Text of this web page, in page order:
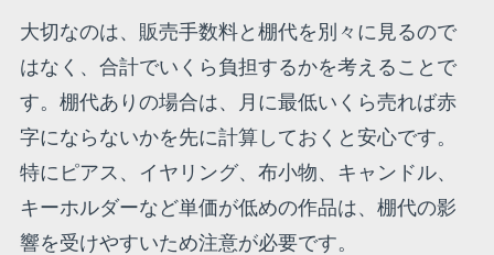
大切なのは、販売手数料と棚代を別々に見るので
はなく、合計でいくら負担するかを考えることで
す。棚代ありの場合は、月に最低いくら売れば赤
字にならないかを先に計算しておくと安心です。
特にピアス、イヤリング、布小物、キャンドル、
キーホルダーなど単価が低めの作品は、棚代の影
響を受けやすいため注意が必要です。